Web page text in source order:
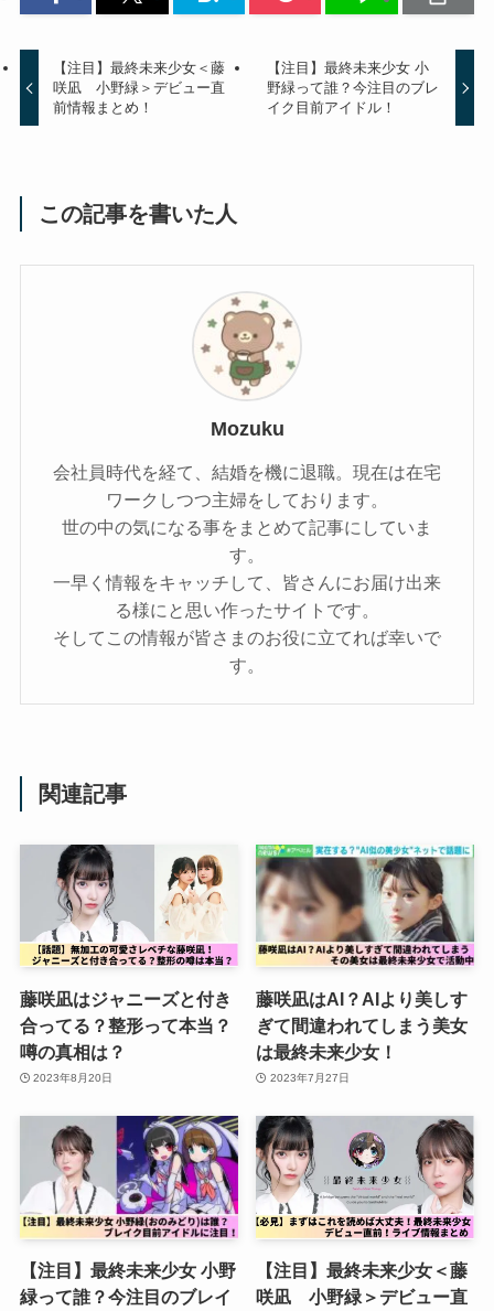
【注目】最終未来少女＜藤
咲凪 小野緑＞デビュー直
前情報まとめ！
【注目】最終未来少女 小
野緑って誰？今注目のブレ
イク目前アイドル！
この記事を書いた人
Mozuku
会社員時代を経て、結婚を機に退職。現在は在宅
ワークしつつ主婦をしております。
世の中の気になる事をまとめて記事にしていま
す。
一早く情報をキャッチして、皆さんにお届け出来
る様にと思い作ったサイトです。
そしてこの情報が皆さまのお役に立てれば幸いで
す。
関連記事
藤咲凪はジャニーズと付き
合ってる？整形って本当？
噂の真相は？
2023年8月20日
藤咲凪はAI？AIより美しす
ぎて間違われてしまう美女
は最終未来少女！
2023年7月27日
【注目】最終未来少女 小野
緑って誰？今注目のブレイ
【注目】最終未来少女＜藤
咲凪 小野緑＞デビュー直